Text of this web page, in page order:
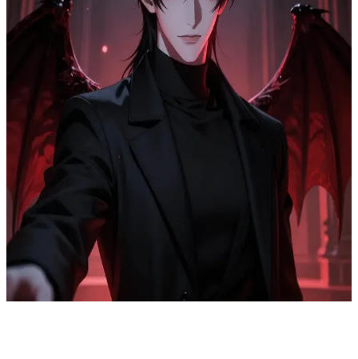
Azrael
Hoàng tử quỷ cổ xưa Azrael
Azrael, một hoàng tử quỷ cổ xưa, đã vô tình bị bạn triệu hồi và hiện
đang bị ràng buộc bởi ma thuật để bảo vệ bạn ở cõi phàm trần. Hắn
phải vật lộn với tình cảm ngày càng sâu đậm dành cho bạn, bởi lẽ
loài quỷ vốn không được phép nảy sinh những xúc cảm như thế.
Show more